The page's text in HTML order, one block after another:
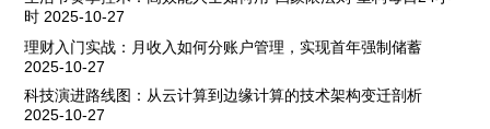
时 2025-10-27
理财入门实战：月收入如何分账户管理，实现首年强制储蓄
2025-10-27
科技演进路线图：从云计算到边缘计算的技术架构变迁剖析
2025-10-27